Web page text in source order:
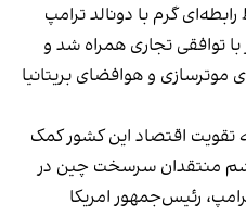
گرم با دونالد ترامپ
توافقی تجاری همراه شد و
موترسازی و هوافضای بریتانیا
تقویت اقتصاد این کشور کمک
منتقدان سرسخت چین در
رئیس‌جمهور امریکا